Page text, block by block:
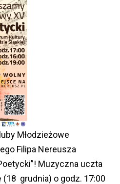
Młodzieżowe
Filipa Nereusza
Muzyczna uczta
grudnia) o godz. 17:00